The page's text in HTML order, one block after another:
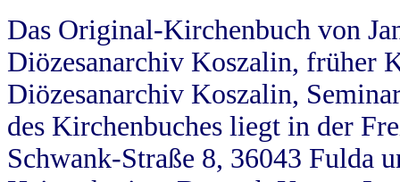
Das Original-Kirchenbuch von
Diözesanarchiv Koszalin, früher
Diözesanarchiv Koszalin,
des Kirchenbuches liegt in der
Schwank-Straße 8, 36043 Fulda